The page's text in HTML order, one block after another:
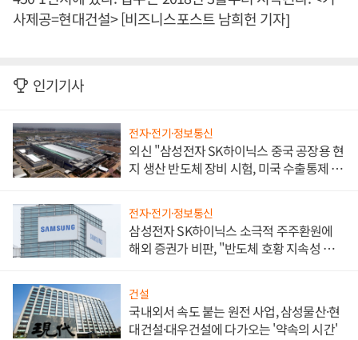
사제공=현대건설> [비즈니스포스트 남희헌 기자]
인기기사
전자·전기·정보통신
외신 "삼성전자 SK하이닉스 중국 공장용 현
지 생산 반도체 장비 시험, 미국 수출통제 대
전자·전기·정보통신
삼성전자 SK하이닉스 소극적 주주환원에
해외 증권가 비판, "반도체 호황 지속성 의
건설
국내외서 속도 붙는 원전 사업, 삼성물산·현
대건설·대우건설에 다가오는 '약속의 시간'